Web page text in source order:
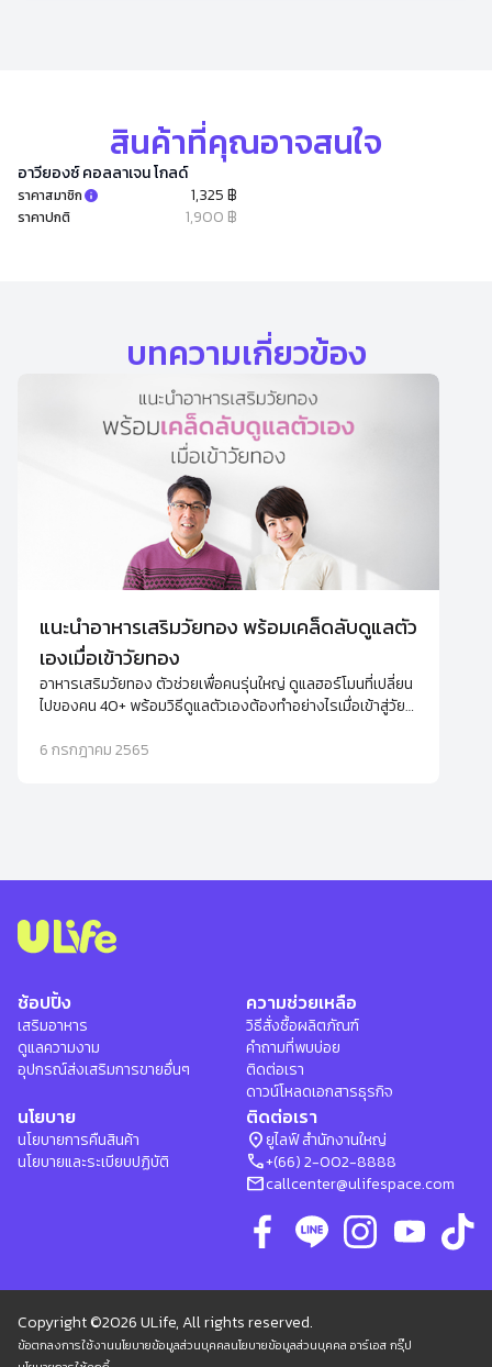
สินค้าที่คุณอาจสนใจ
อาวียองซ์ คอลลาเจน โกลด์
ราคาสมาชิก 1,325 ฿
ราคาปกติ 1,900 ฿
บทความเกี่ยวข้อง
แนะนำอาหารเสริมวัยทอง พร้อมเคล็ดลับดูแลตัว
เองเมื่อเข้าวัยทอง
อาหารเสริมวัยทอง ตัวช่วยเพื่อคนรุ่นใหญ่ ดูแลฮอร์โมนที่เปลี่ยน
ไปของคน 40+ พร้อมวิธีดูแลตัวเองต้องทำอย่างไรเมื่อเข้าสู่วัย
6 กรกฎาคม 2565
ช้อปปิ้ง
เสริมอาหาร
ดูแลความงาม
อุปกรณ์ส่งเสริมการขายอื่นๆ
ความช่วยเหลือ
วิธีสั่งซื้อผลิตภัณฑ์
คำถามที่พบบ่อย
ติดต่อเรา
ดาวน์โหลดเอกสารธุรกิจ
นโยบาย
นโยบายการคืนสินค้า
นโยบายและระเบียบปฏิบัติ
ติดต่อเรา
location_onยูไลฟ์ สำนักงานใหญ่
phone+(66) 2-002-8888
mailcallcenter@ulifespace.com
Copyright ©2026 ULife, All rights reserved.
ข้อตกลงการใช้งานนโยบายข้อมูลส่วนบุคคลนโยบายข้อมูลส่วนบุคคล อาร์เอส กรุ๊ป